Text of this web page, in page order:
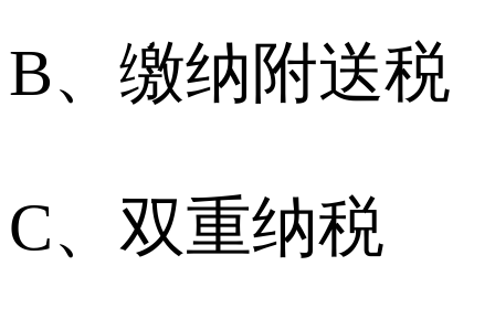
B、缴纳附送税
C、双重纳税